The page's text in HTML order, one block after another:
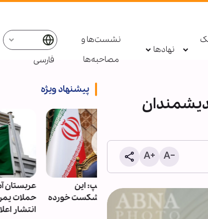
نهادها
نشست‌ها و
مصاحبه‌ها
فارسی
پیشنهاد ویژه
به ترامپ: این
نمایشی، شکست خورده
عربستان آمار تلفات و
حملات یمن را محرمانه و